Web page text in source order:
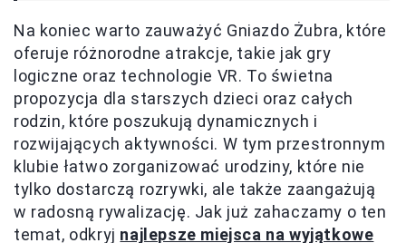
Na koniec warto zauważyć Gniazdo Żubra, które
oferuje różnorodne atrakcje, takie jak gry
logiczne oraz technologie VR. To świetna
propozycja dla starszych dzieci oraz całych
rodzin, które poszukują dynamicznych i
rozwijających aktywności. W tym przestronnym
klubie łatwo zorganizować urodziny, które nie
tylko dostarczą rozrywki, ale także zaangażują
w radosną rywalizację. Jak już zahaczamy o ten
temat, odkryj najlepsze miejsca na wyjątkowe